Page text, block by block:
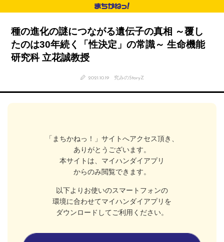
種の進化の謎につながる遺伝子の真相 ～覆し
たのは30年続く「性決定」の常識～ 生命機能
研究科 立花誠教授
2021.10.19究みのStoryZ
「まちかねっ！」サイトへアクセス頂き、
ありがとうございます。
本サイトは、マイハンダイアプリ
からのみ閲覧できます。
以下よりお使いのスマートフォンの
環境に合わせてマイハンダイアプリを
ダウンロードしてご利用ください。